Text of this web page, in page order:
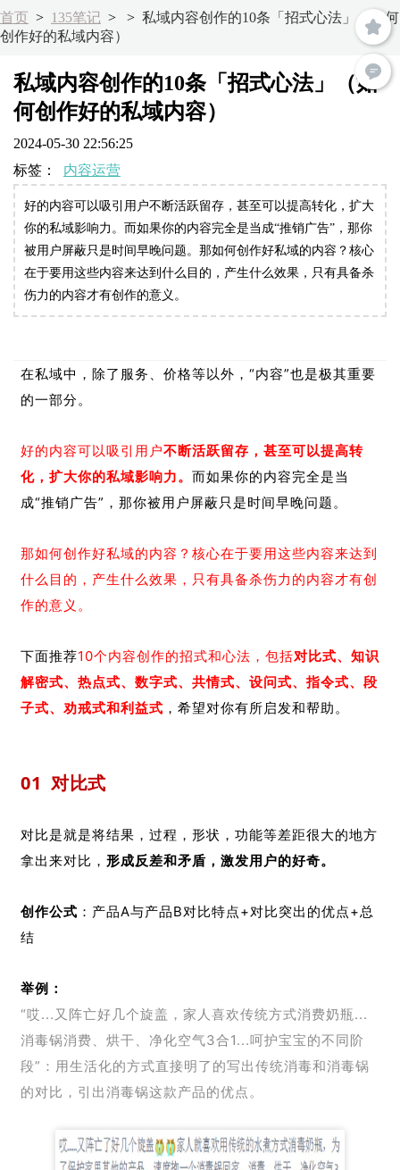
首页 > 135笔记 > > 私域内容创作的10条「招式心法」（如何
创作好的私域内容）
私域内容创作的10条「招式心法」（如
何创作好的私域内容）
2024-05-30 22:56:25
标签： 内容运营
好的内容可以吸引用户不断活跃留存，甚至可以提高转化，扩大
你的私域影响力。而如果你的内容完全是当成“推销广告”，那你
被用户屏蔽只是时间早晚问题。那如何创作好私域的内容？核心
在于要用这些内容来达到什么目的，产生什么效果，只有具备杀
伤力的内容才有创作的意义。
在私域中，除了服务、价格等以外，“内容”也是极其重要
的一部分。
好的内容可以吸引用户不断活跃留存，甚至可以提高转
化，扩大你的私域影响力。 而如果你的内容完全是当
成“推销广告”，那你被用户屏蔽只是时间早晚问题。
那如何创作好私域的内容？核心在于要用这些内容来达到
什么目的，产生什么效果，只有具备杀伤力的内容才有创
作的意义。
下面推荐10个内容创作的招式和心法，包括对比式、知识
解密式、热点式、数字式、共情式、设问式、指令式、段
子式、劝戒式和利益式 ，希望对你有所启发和帮助。
01对比式
对比是就是将结果，过程，形状，功能等差距很大的地方
拿出来对比， 形成反差和矛盾，激发用户的好奇。
创作公式 ：产品A与产品B对比特点+对比突出的优点+总
结
举例：
“哎...又阵亡好几个旋盖，家人喜欢传统方式消费奶瓶...
消毒锅消费、烘干、净化空气3合1...呵护宝宝的不同阶
段”：用生活化的方式直接明了的写出传统消毒和消毒锅
的对比，引出消毒锅这款产品的优点。